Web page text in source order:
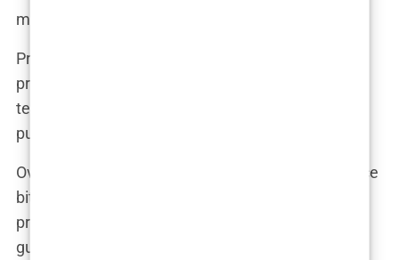
maratona – ključan je za uspjeh i oporavak.
Prvo, vaš kirurg će vas detaljno pregledati i
procijeniti vaše zdravstveno stanje. To je kao
tehnički pregled vašeg automobila prije dugog
putovanja – želite biti sigurni da je sve u redu.
Ovisno o vašim individualnim potrebama, možda će
biti potrebni neki dodatni testovi, poput krvnih
pretraga ili EKG-a. To je kao provjera ulja i tlaka u
gumama – osigurava da ste spremni za put.